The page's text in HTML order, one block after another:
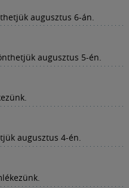
augusztus 6-án.
augusztus 5-én.
augusztus 4-én.